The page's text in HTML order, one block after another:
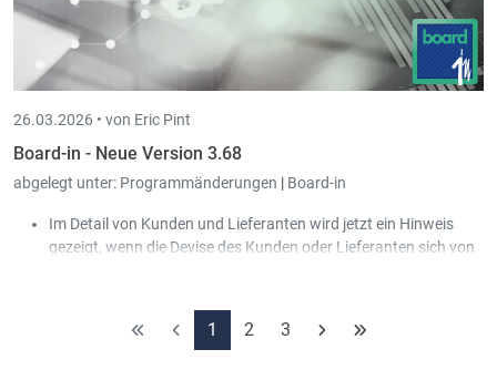
26.03.2026 • von Eric Pint
Board-in - Neue Version 3.68
abgelegt unter: Programmänderungen | Board-in
Im Detail von Kunden und Lieferanten wird jetzt ein Hinweis
gezeigt, wenn die Devise des Kunden oder Lieferanten sich von
1 2 3